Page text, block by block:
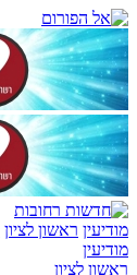
מודיעין ראשון לציון
מודיעין
ראשון לציון